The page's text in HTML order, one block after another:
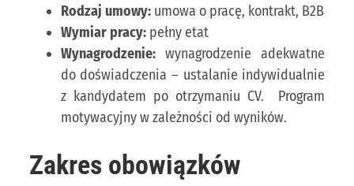
Rodzaj umowy: umowa o pracę, kontrakt, B2B
Wymiar pracy: pełny etat
Wynagrodzenie: wynagrodzenie adekwatne
do doświadczenia – ustalanie indywidualnie
z kandydatem po otrzymaniu CV. Program
motywacyjny w zależności od wyników.
Zakres obowiązków